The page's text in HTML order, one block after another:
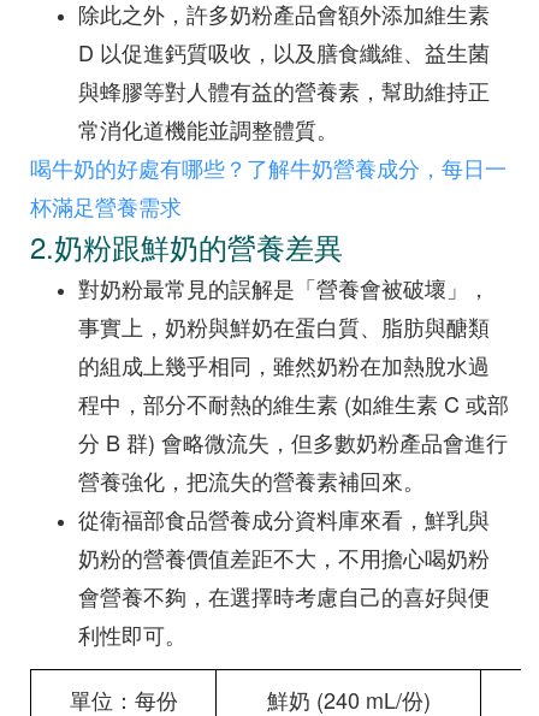
除此之外，許多奶粉產品會額外添加維生素
D 以促進鈣質吸收，以及膳食纖維、益生菌
與蜂膠等對人體有益的營養素，幫助維持正
常消化道機能並調整體質。
喝牛奶的好處有哪些？了解牛奶營養成分，每日一
杯滿足營養需求
2.奶粉跟鮮奶的營養差異
對奶粉最常見的誤解是「營養會被破壞」，
事實上，奶粉與鮮奶在蛋白質、脂肪與醣類
的組成上幾乎相同，雖然奶粉在加熱脫水過
程中，部分不耐熱的維生素 (如維生素 C 或部
分 B 群) 會略微流失，但多數奶粉產品會進行
營養強化，把流失的營養素補回來。
從衛福部食品營養成分資料庫來看，鮮乳與
奶粉的營養價值差距不大，不用擔心喝奶粉
會營養不夠，在選擇時考慮自己的喜好與便
利性即可。
單位：每份 鮮奶 (240 mL/份)